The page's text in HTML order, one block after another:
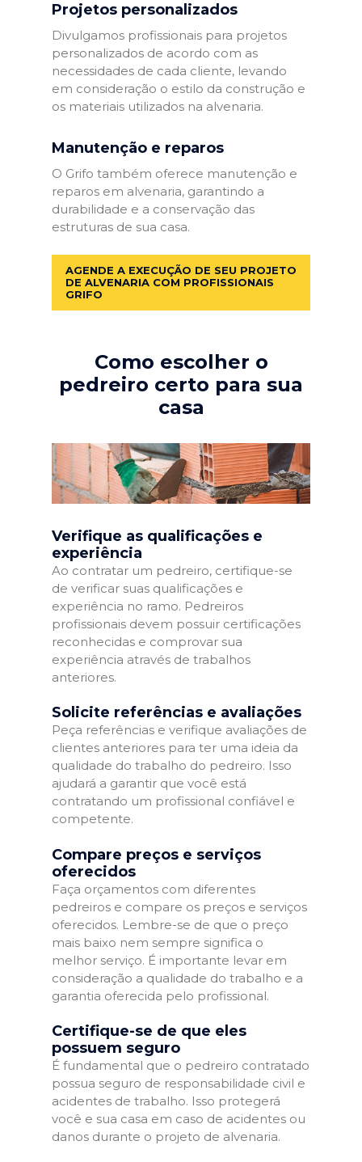
Projetos personalizados
Divulgamos profissionais para projetos
personalizados de acordo com as
necessidades de cada cliente, levando
em consideração o estilo da construção e
os materiais utilizados na alvenaria.
Manutenção e reparos
O Grifo também oferece manutenção e
reparos em alvenaria, garantindo a
durabilidade e a conservação das
estruturas de sua casa.
AGENDE A EXECUÇÃO DE SEU PROJETO
DE ALVENARIA COM PROFISSIONAIS
GRIFO
Como escolher o
pedreiro certo para sua
casa
Verifique as qualificações e
experiência
Ao contratar um pedreiro, certifique-se
de verificar suas qualificações e
experiência no ramo. Pedreiros
profissionais devem possuir certificações
reconhecidas e comprovar sua
experiência através de trabalhos
anteriores.
Solicite referências e avaliações
Peça referências e verifique avaliações de
clientes anteriores para ter uma ideia da
qualidade do trabalho do pedreiro. Isso
ajudará a garantir que você está
contratando um profissional confiável e
competente.
Compare preços e serviços
oferecidos
Faça orçamentos com diferentes
pedreiros e compare os preços e serviços
oferecidos. Lembre-se de que o preço
mais baixo nem sempre significa o
melhor serviço. É importante levar em
consideração a qualidade do trabalho e a
garantia oferecida pelo profissional.
Certifique-se de que eles
possuem seguro
É fundamental que o pedreiro contratado
possua seguro de responsabilidade civil e
acidentes de trabalho. Isso protegerá
você e sua casa em caso de acidentes ou
danos durante o projeto de alvenaria.